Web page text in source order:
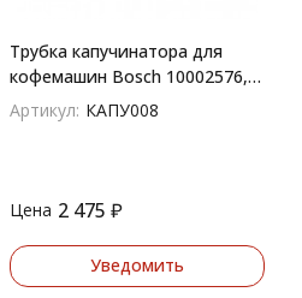
Трубка капучинатора для
кофемашин Bosch 10002576,
TIS30.., TI30..
Артикул: КАПУ008
Цена 2 475 ₽
Уведомить